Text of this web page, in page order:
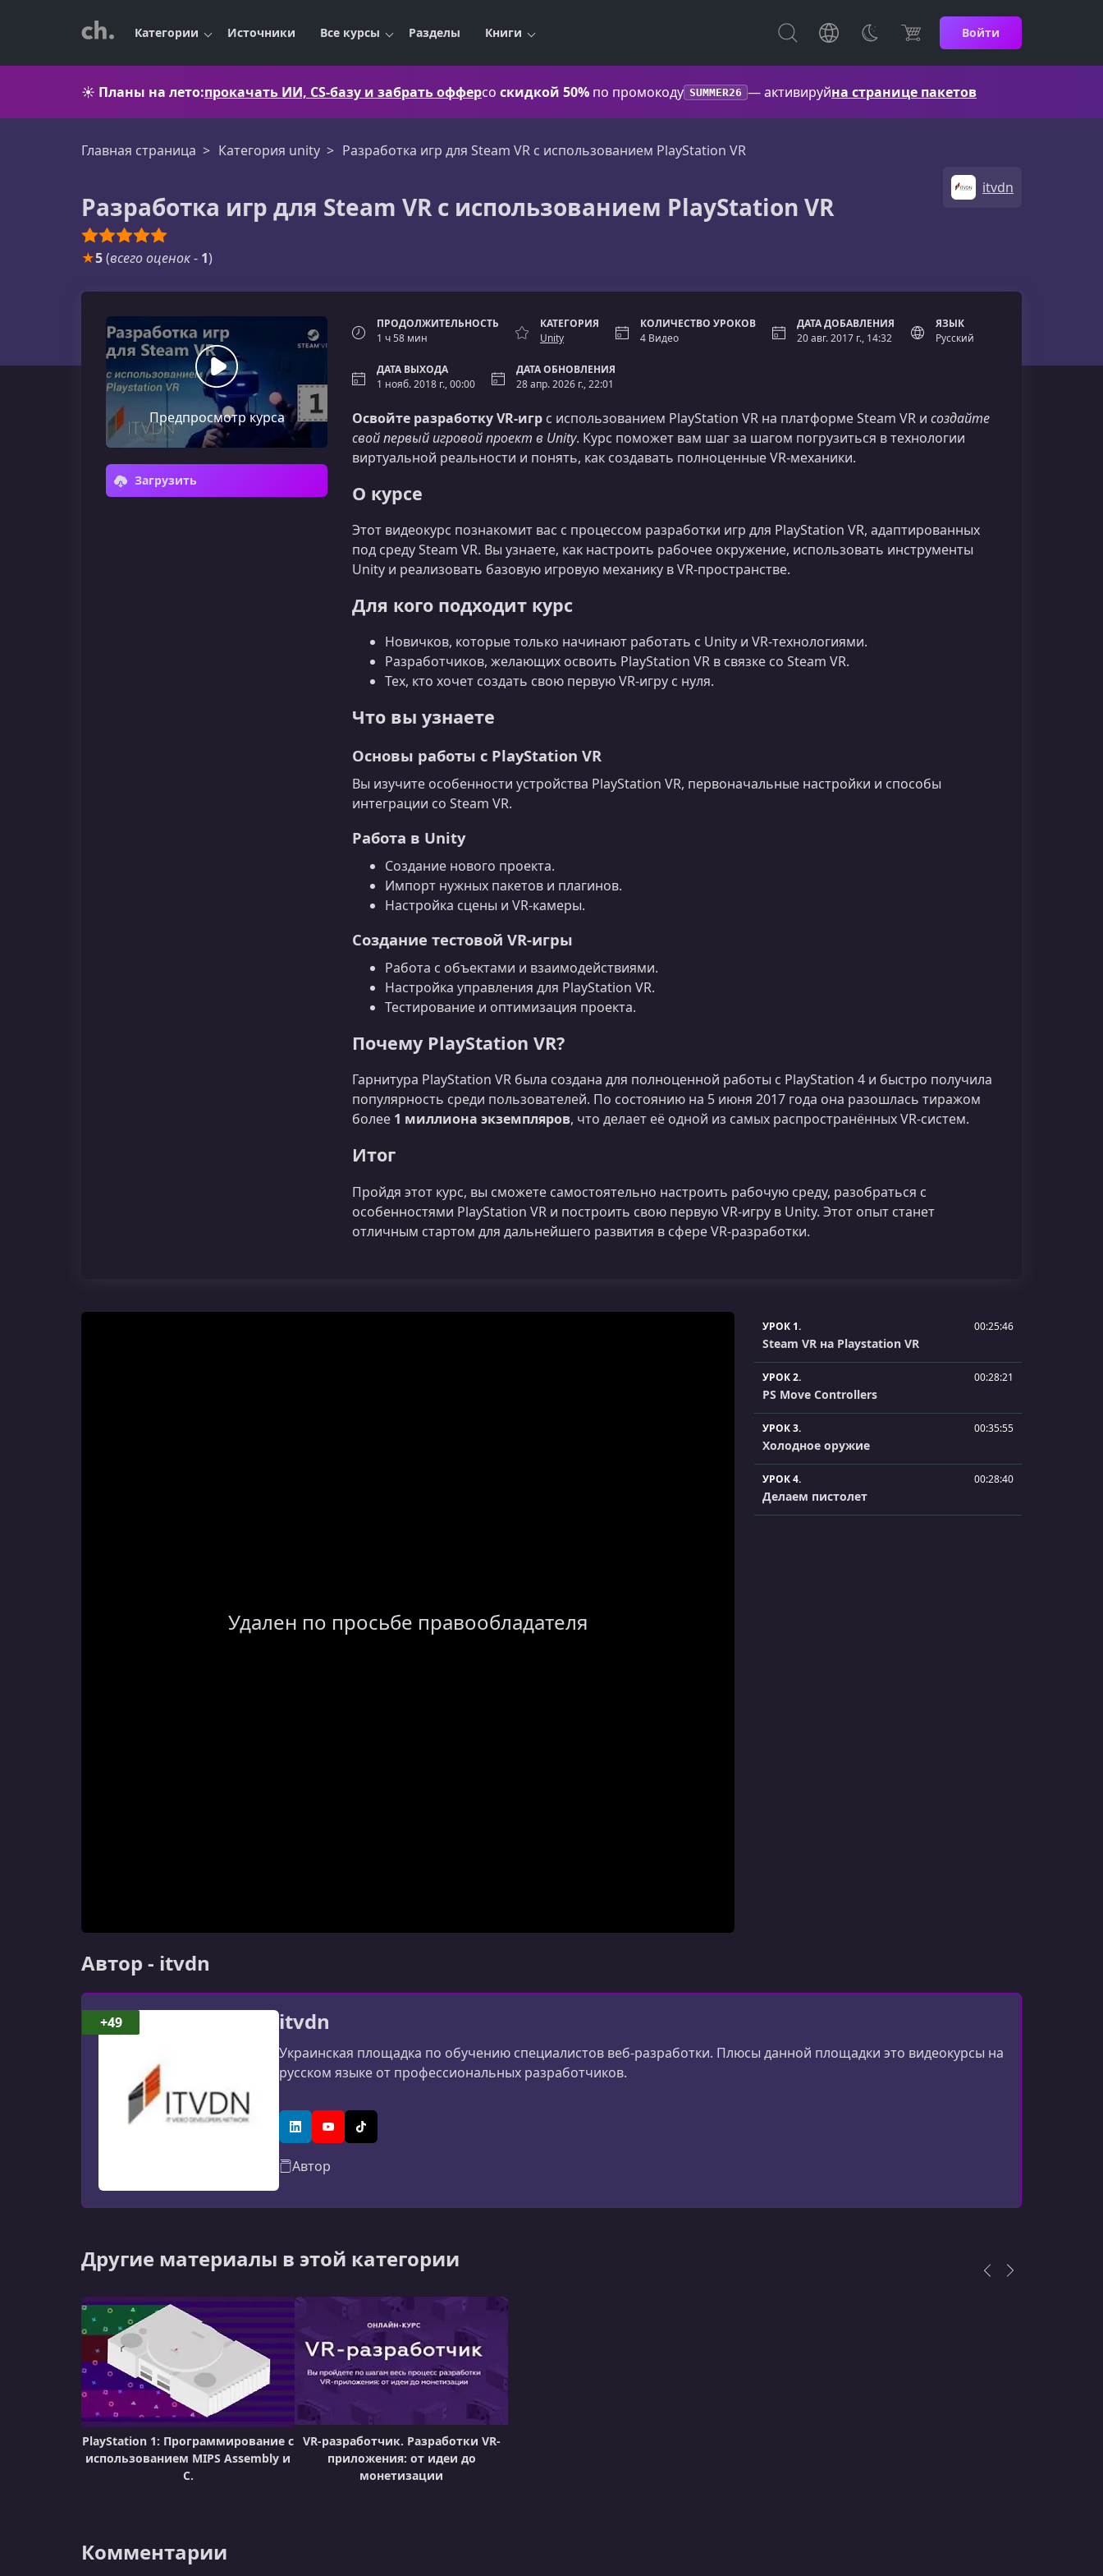
Категории Источники Все курсы Разделы Книги Войти
☀️ Планы на лето:прокачать ИИ, CS-базу и забрать офферсо скидкой 50% по промокоду SUMMER26 — активируйна странице пакетов
Главная страница Категория unity Разработка игр для Steam VR c использованием PlayStation VR
Разработка игр для Steam VR c использованием PlayStation VR
itvdn
★5(всего оценок- 1)
Предпросмотр курса
Загрузить
ПРОДОЛЖИТЕЛЬНОСТЬ
1 ч 58 мин
КАТЕГОРИЯ
Unity
КОЛИЧЕСТВО УРОКОВ
4 Видео
ДАТА ДОБАВЛЕНИЯ
20 авг. 2017 г., 14:32
ЯЗЫК
Русский
ДАТА ВЫХОДА
1 нояб. 2018 г., 00:00
ДАТА ОБНОВЛЕНИЯ
28 апр. 2026 г., 22:01
Освойте разработку VR‑игр с использованием PlayStation VR на платформе Steam VR и создайте
свой первый игровой проект в Unity. Курс поможет вам шаг за шагом погрузиться в технологии
виртуальной реальности и понять, как создавать полноценные VR‑механики.
О курсе
Этот видеокурс познакомит вас с процессом разработки игр для PlayStation VR, адаптированных
под среду Steam VR. Вы узнаете, как настроить рабочее окружение, использовать инструменты
Unity и реализовать базовую игровую механику в VR‑пространстве.
Для кого подходит курс
Новичков, которые только начинают работать с Unity и VR‑технологиями.
Разработчиков, желающих освоить PlayStation VR в связке со Steam VR.
Тех, кто хочет создать свою первую VR‑игру с нуля.
Что вы узнаете
Основы работы с PlayStation VR
Вы изучите особенности устройства PlayStation VR, первоначальные настройки и способы
интеграции со Steam VR.
Работа в Unity
Создание нового проекта.
Импорт нужных пакетов и плагинов.
Настройка сцены и VR‑камеры.
Создание тестовой VR‑игры
Работа с объектами и взаимодействиями.
Настройка управления для PlayStation VR.
Тестирование и оптимизация проекта.
Почему PlayStation VR?
Гарнитура PlayStation VR была создана для полноценной работы с PlayStation 4 и быстро получила
популярность среди пользователей. По состоянию на 5 июня 2017 года она разошлась тиражом
более 1 миллиона экземпляров, что делает её одной из самых распространённых VR‑систем.
Итог
Пройдя этот курс, вы сможете самостоятельно настроить рабочую среду, разобраться с
особенностями PlayStation VR и построить свою первую VR‑игру в Unity. Этот опыт станет
отличным стартом для дальнейшего развития в сфере VR‑разработки.
Удален по просьбе правообладателя
УРОК 1. 00:25:46
Steam VR на Playstation VR
УРОК 2. 00:28:21
PS Move Controllers
УРОК 3. 00:35:55
Холодное оружие
УРОК 4. 00:28:40
Делаем пистолет
Автор - itvdn
itvdn
Украинская площадка по обучению специалистов веб-разработки. Плюсы данной площадки это видеокурсы на
русском языке от профессиональных разработчиков.
LinkedInYouTubeTikTok
Автор
+49
Другие материалы в этой категории
PlayStation 1: Программирование с
использованием MIPS Assembly и
C.
VR-разработчик. Разработки VR-
приложения: от идеи до
монетизации
Комментарии